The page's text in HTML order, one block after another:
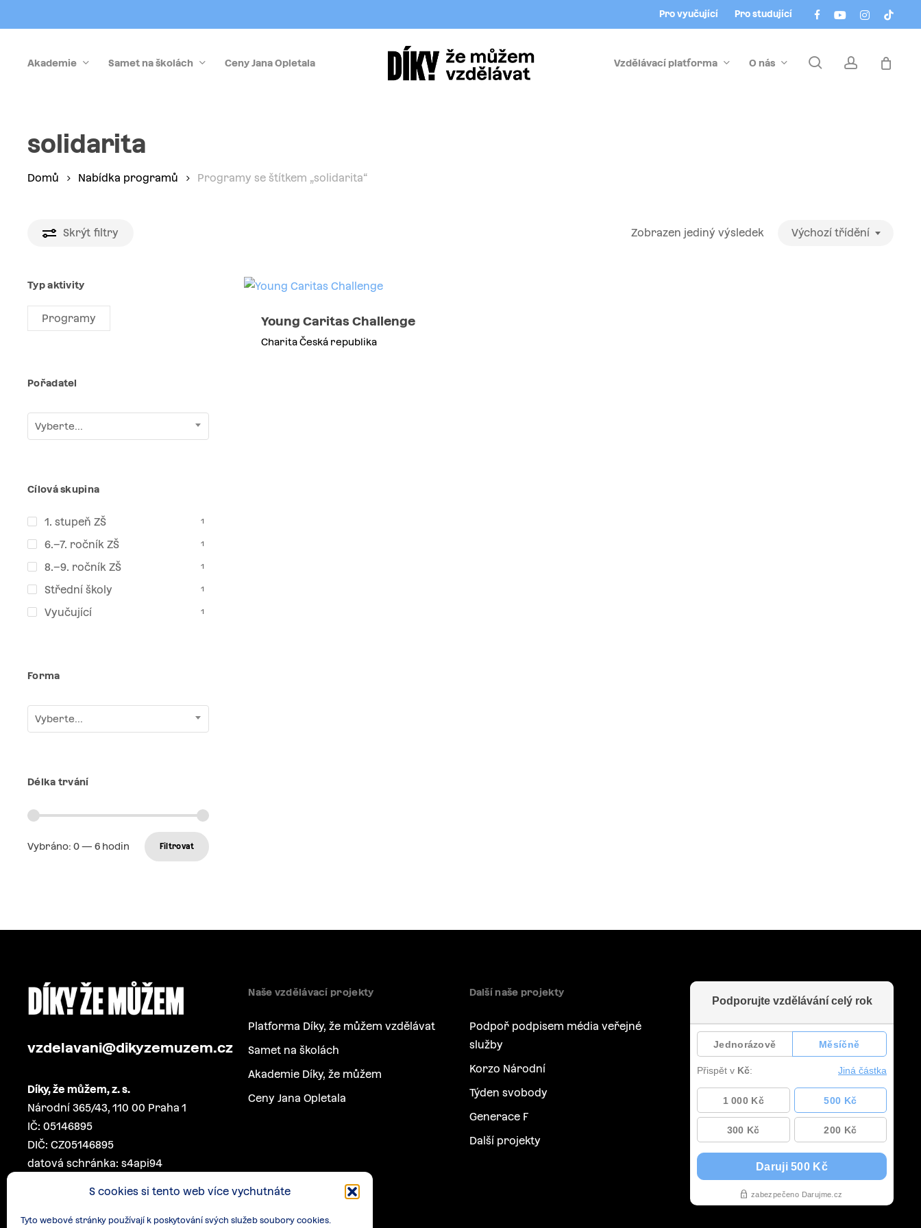
S cookies si tento web více vychutnáte
Tyto webové stránky používají k poskytování svých služeb soubory cookies.
to
content
facebookyoutubeinstagram
tiktok
Pro vyučující Pro studující
Akademie Samet na školách Ceny Jana Opletala Vzdělávací platforma O nás searchaccount
solidarita
Domů Nabídka programů Programy se štítkem „solidarita“
Skrýt filtry Zobrazen jediný výsledek Výchozí třídění
Typ aktivity
Programy
Pořadatel
Vyberte...
Cílová skupina
1. stupeň ZŠ 1
6.–7. ročník ZŠ 1
8.–9. ročník ZŠ 1
Střední školy 1
Vyučující 1
Forma
Vyberte...
Délka trvání
Vybráno: 0— 6 hodin Filtrovat
Young Caritas Challenge
Charita Česká republika
vzdelavani@dikyzemuzem.cz
Díky, že můžem, z. s.
Národní 365/43, 110 00 Praha 1
IČ: 05146895
DIČ: CZ05146895
datová schránka: s4api94
Naše vzdělávací projekty
Platforma Díky, že můžem vzdělávat
Samet na školách
Akademie Díky, že můžem
Ceny Jana Opletala
Další naše projekty
Podpoř podpisem média veřejné
služby
Korzo Národní
Týden svobody
Generace F
Další projekty
Menu